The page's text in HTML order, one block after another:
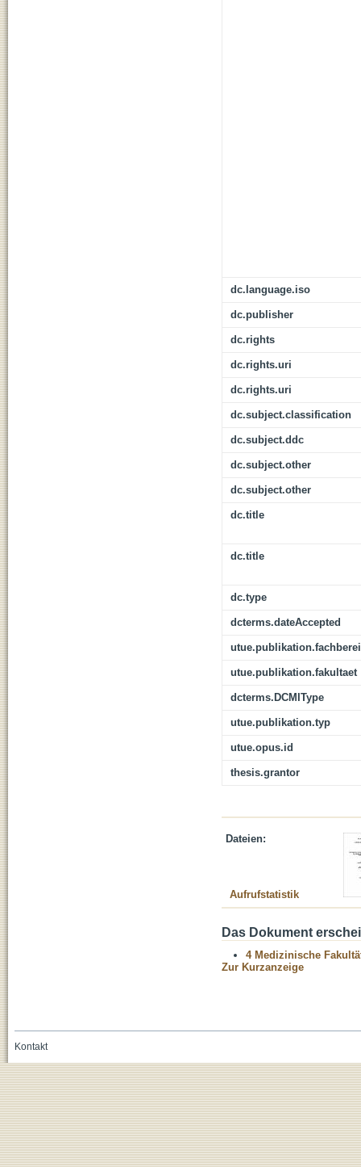
dc.language.iso
dc.publisher
dc.rights
dc.rights.uri
dc.rights.uri
dc.subject.classification
dc.subject.ddc
dc.subject.other
dc.subject.other
dc.title
dc.title
dc.type
dcterms.dateAccepted
utue.publikation.fakultaet
dcterms.DCMIType
utue.publikation.typ
utue.opus.id
thesis.grantor
Dateien:
Aufrufstatistik
Das Dokument
4 Medizinische
Zur Kurzanzeige
Kontakt